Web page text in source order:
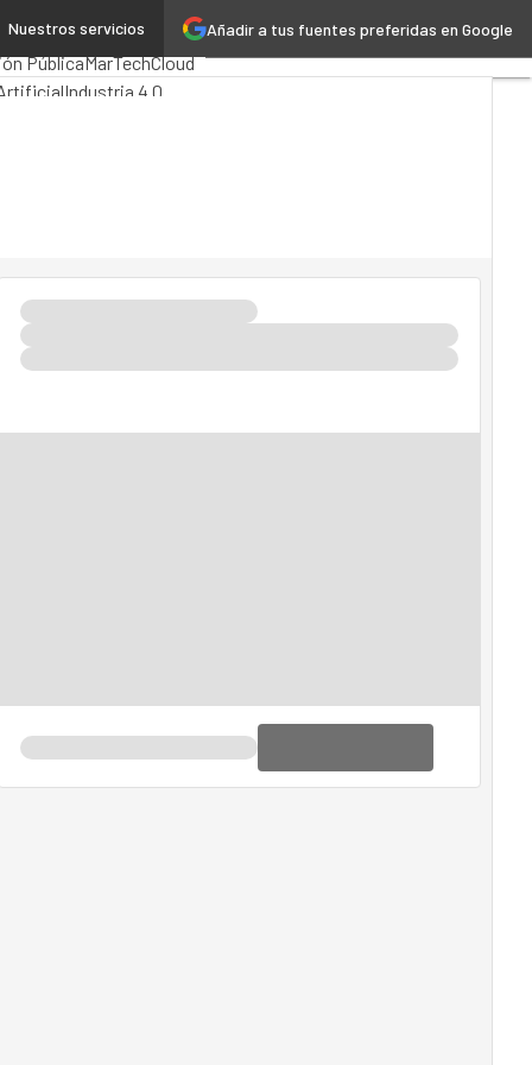
Añadir a tus fuentes preferidas en Google
Nuestros servicios
Analytics
PúblicaMarTechCloud
Industria 4.0